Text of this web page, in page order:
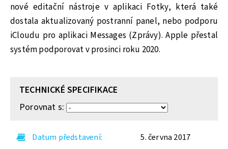
nové editační nástroje v aplikaci Fotky, která také
dostala aktualizovaný postranní panel, nebo podporu
iCloudu pro aplikaci Messages (Zprávy). Apple přestal
systém podporovat v prosinci roku 2020.
TECHNICKÉ SPECIFIKACE
Porovnat s:
Datum představení 5. června 2017